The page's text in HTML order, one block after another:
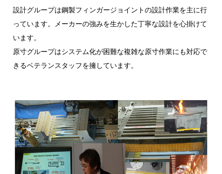
設計グループは鋼製フィンガージョイントの設計作業を主に行
っています。メーカーの強みを生かした丁寧な設計を心掛けて
います。
原寸グループはシステム化が困難な複雑な原寸作業にも対応で
きるベテランスタッフを擁しています。